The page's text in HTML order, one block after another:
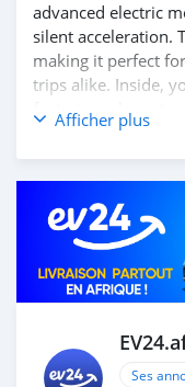
advanced electric
silent acceleration.
making it perfect
trips alike. Inside,
featuring a large
connectivity
systems for
Step into the
LEAPMOTOR C11.
Contact us today
drive!
Afficher plus
Ses